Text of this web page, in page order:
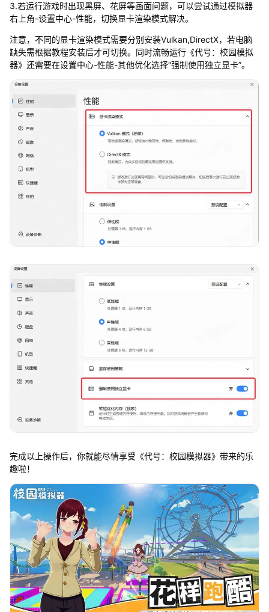
3.若运行游戏时出现黑屏、花屏等画面问题，可以尝试通过模拟器
右上角-设置中心-性能，切换显卡渲染模式解决。
注意，不同的显卡渲染模式需要分别安装Vulkan,DirectX，若电脑
缺失需根据教程安装后才可切换。同时流畅运行《代号：校园模拟
器》还需要在设置中心-性能-其他优化选择“强制使用独立显卡”。
完成以上操作后，你就能尽情享受《代号：校园模拟器》带来的乐
趣啦！